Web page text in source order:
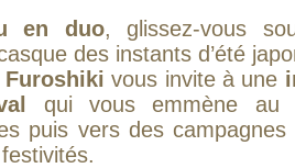
en duo, glissez-vous
des instants d’été
Furoshiki vous invite à une
qui vous emmène au
puis vers des